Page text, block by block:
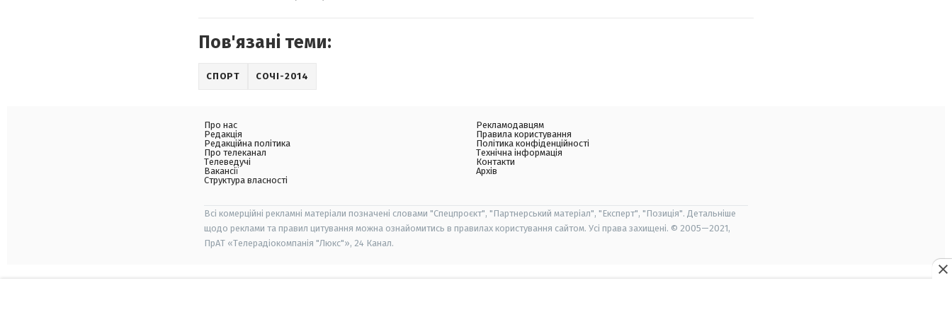
Пов'язані теми:
СПОРТ СОЧІ-2014
Про нас
Редакція
Редакційна політика
Про телеканал
Телеведучі
Вакансії
Структура власності
Рекламодавцям
Правила користування
Політика конфіденційності
Технічна інформація
Контакти
Архів
Всі комерційні рекламні матеріали позначені словами "Спецпроєкт", "Партнерський матеріал", "Експерт", "Позиція". Детальніше
щодо реклами та правил цитування можна ознайомитись в правилах користування сайтом. Усі права захищені. © 2005—2021,
ПрАТ «Телерадіокомпанія "Люкс"», 24 Канал.